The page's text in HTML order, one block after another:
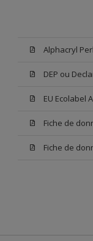
Alphacryl
DEP ou
EU Ecolabel